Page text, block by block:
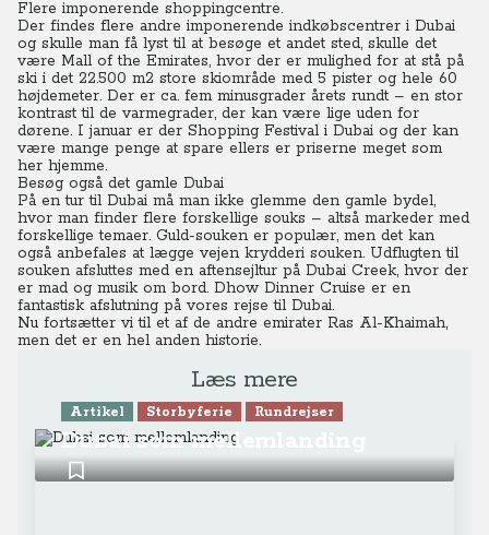
Flere imponerende shoppingcentre.
Der findes flere andre imponerende indkøbscentrer i Dubai
og skulle man få lyst til at besøge et andet sted, skulle det
være Mall of the Emirates, hvor der er mulighed for at stå på
ski i det 22.500 m2 store skiområde med 5 pister og hele 60
højdemeter. Der er ca. fem minusgrader årets rundt – en stor
kontrast til de varmegrader, der kan være lige uden for
dørene. I januar er der Shopping Festival i Dubai og der kan
være mange penge at spare ellers er priserne meget som
her hjemme.
Besøg også det gamle Dubai
På en tur til Dubai må man ikke glemme den gamle bydel,
hvor man finder flere forskellige souks – altså markeder med
forskellige temaer. Guld-souken er populær, men det kan
også anbefales at lægge vejen krydderi souken. Udflugten til
souken afsluttes med en aftensejltur på Dubai Creek, hvor der
er mad og musik om bord. Dhow Dinner Cruise er en
fantastisk afslutning på vores rejse til Dubai.
Nu fortsætter vi til et af de andre emirater Ras Al-Khaimah,
men det er en hel anden historie.
Læs mere
Artikel Storbyferie Rundrejser
Dubai som mellemlanding